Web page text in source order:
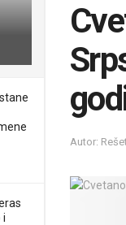
i
Autor: